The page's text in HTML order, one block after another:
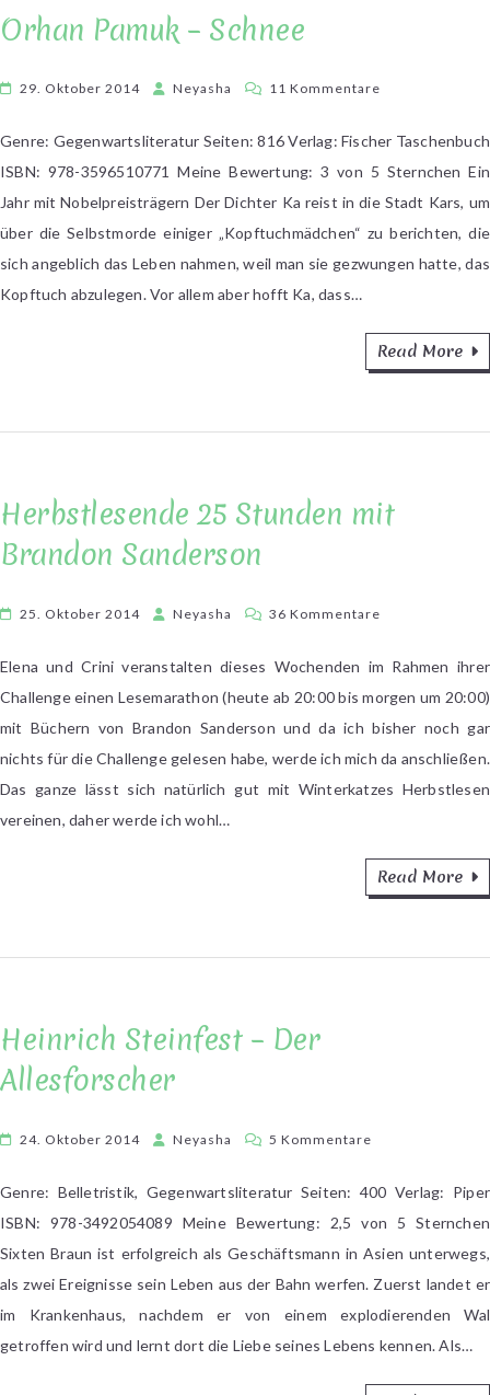
Orhan Pamuk – Schnee
29. Oktober 2014 Neyasha 11 Kommentare
Pamuk
Genre: Gegenwartsliteratur Seiten: 816 Verlag: Fischer Taschenbuch
ISBN: 978-3596510771 Meine Bewertung: 3 von 5 Sternchen Ein
Jahr mit Nobelpreisträgern Der Dichter Ka reist in die Stadt Kars, um
über die Selbstmorde einiger „Kopftuchmädchen“ zu berichten, die
sich angeblich das Leben nahmen, weil man sie gezwungen hatte, das
Kopftuch abzulegen. Vor allem aber hofft Ka, dass…
Read More
Herbstlesende 25 Stunden mit
Brandon Sanderson
25. Oktober 2014 Neyasha 36 Kommentare
25
Sanderson
Elena und Crini veranstalten dieses Wochenden im Rahmen ihrer
Challenge einen Lesemarathon (heute ab 20:00 bis morgen um 20:00)
mit Büchern von Brandon Sanderson und da ich bisher noch gar
nichts für die Challenge gelesen habe, werde ich mich da anschließen.
Das ganze lässt sich natürlich gut mit Winterkatzes Herbstlesen
vereinen, daher werde ich wohl…
Read More
Heinrich Steinfest – Der
Allesforscher
24. Oktober 2014 Neyasha 5 Kommentare
Steinfest
Genre: Belletristik, Gegenwartsliteratur Seiten: 400 Verlag: Piper
ISBN: 978-3492054089 Meine Bewertung: 2,5 von 5 Sternchen
Sixten Braun ist erfolgreich als Geschäftsmann in Asien unterwegs,
als zwei Ereignisse sein Leben aus der Bahn werfen. Zuerst landet er
im Krankenhaus, nachdem er von einem explodierenden Wal
getroffen wird und lernt dort die Liebe seines Lebens kennen. Als…